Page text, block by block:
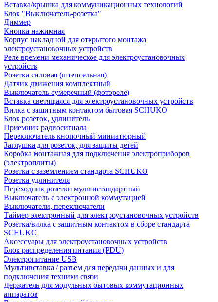
Вставка/крышка для коммуникационных технологий
Блок "Выключатель-розетка"
Диммер
Кнопка нажимная
Корпус накладной для открытого монтажа
электроустановочных устройств
Реле времени механическое для электроустановочных
устройств
Розетка силовая (штепсельная)
Датчик движения комплектный
Выключатель сумеречный (фотореле)
Вставка светящаяся для электроустановочных устройств
Вилка с защитным контактом бытовая SCHUKO
Блок розеток, удлинитель
Приемник радиосигнала
Переключатель кнопочный миниатюрный
Заглушка для розеток, для защиты детей
Коробка монтажная для подключения электроприборов
(электроплиты)
Розетка с заземлением стандарта SCHUKO
Розетка удлинителя
Переходник розетки мультистандартный
Выключатель с электронной коммутацией
Выключатели, переключатели
Таймер электронный для электроустановочных устройств
Розетка/вилка с защитным контактом в сборе стандарта
SCHUKO
Аксессуары для электроустановочных устройств
Блок распределения питания (PDU)
Электропитание USB
Мультивставка / разъем для передачи данных и для
подключения техники связи
Держатель для модульных бытовых коммутационных
аппаратов